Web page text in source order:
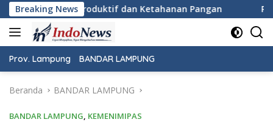
Langsung
ke
konten
Breaking News
Ketahanan Pangan Pemeriksaan Kesehatan Gratis
Prov. Lampung BANDAR LAMPUNG
Beranda BANDAR LAMPUNG
BANDAR LAMPUNG, KEMENIMIPAS